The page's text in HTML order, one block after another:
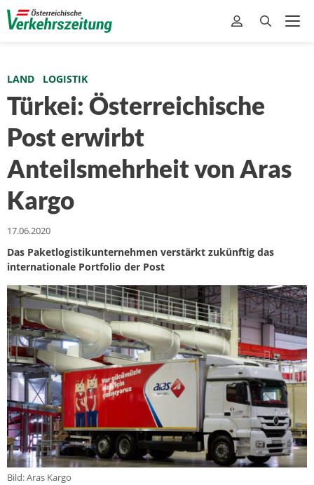
LAND LOGISTIK
Türkei: Österreichische
Post erwirbt
Anteilsmehrheit von Aras
Kargo
17.06.2020
Das Paketlogistikunternehmen verstärkt zukünftig das
internationale Portfolio der Post
Bild: Aras Kargo